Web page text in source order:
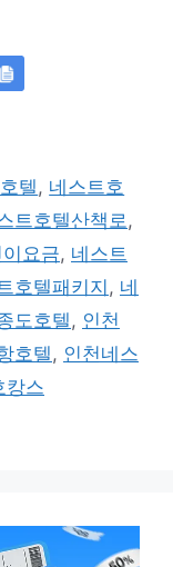
텔, 네스트호
트호텔산책로,
요금, 네스트
호텔패키지 , 네
도호텔, 인천
호텔, 인천네스
캉스